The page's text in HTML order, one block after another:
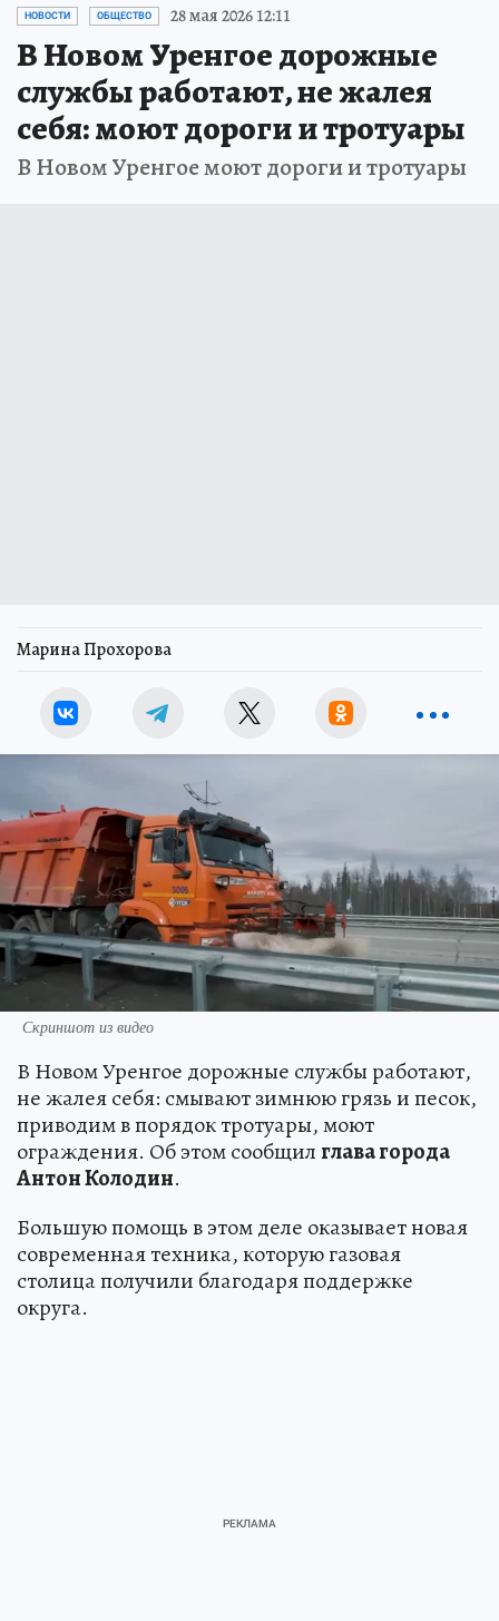
НОВОСТИ ОБЩЕСТВО 28 мая 2026 12:11
В Новом Уренгое дорожные
службы работают, не жалея
себя: моют дороги и тротуары
В Новом Уренгое моют дороги и тротуары
Марина Прохорова
Скриншот из видео
В Новом Уренгое дорожные службы работают,
не жалея себя: смывают зимнюю грязь и песок,
приводим в порядок тротуары, моют
ограждения. Об этом сообщилглава города
Антон Колодин.
Большую помощь в этом деле оказывает новая
современная техника, которую газовая
столица получили благодаря поддержке
округа.